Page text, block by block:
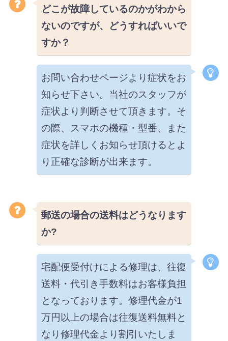
どこが故障しているのかがわから
ないのですが、どうすればいいで
すか？
お問い合わせページより症状をお
知らせ下さい。当社のスタッフが
症状より判断させて頂きます。そ
の際、スマホの機種・型番、また
症状を詳しくお知らせ頂けるとよ
り正確な診断が出来ます。
郵送の場合の送料はどうなります
か?
宅配便受付けによる修理は、往復
送料・代引き手数料はお客様負担
となっております。修理代金が1
万円以上の場合は往復送料無料と
なり修理代金より割引いたしま